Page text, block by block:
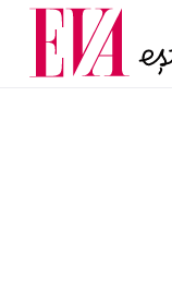
Carieră
Actualitate